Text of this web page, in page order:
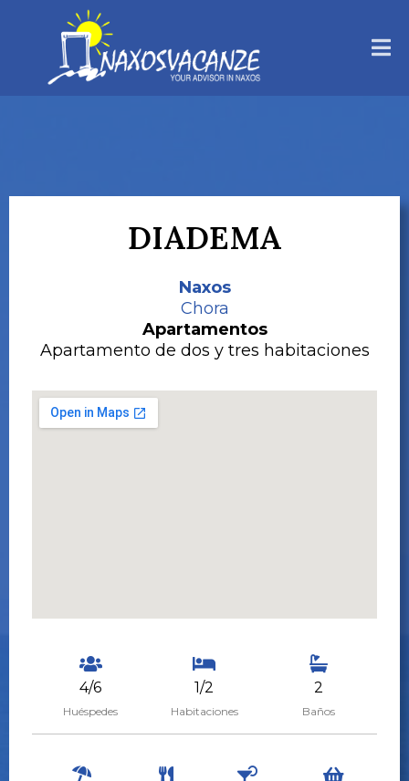
DIADEMA
Naxos
Chora
Apartamentos
Apartamento de dos y tres habitaciones
4/6
Huéspedes
1/2
Habitaciones
2
Baños